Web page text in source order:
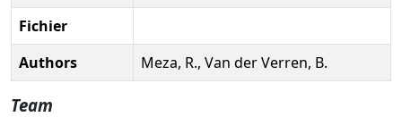
Fichier
Authors
Meza, R., Van der Verren, B.
Team